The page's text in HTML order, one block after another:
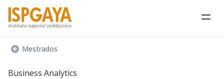
Mestrados
Business Analytics